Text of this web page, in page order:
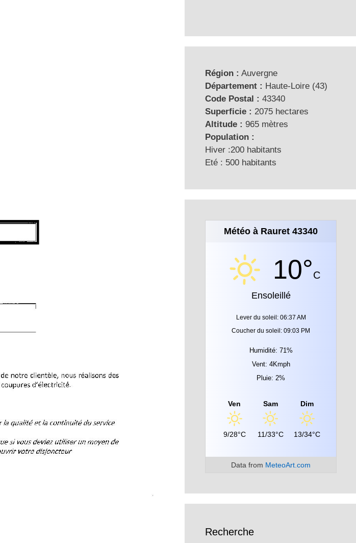
Région : Auvergne
Département : Haute-Loire (43)
Code Postal : 43340
Superficie : 2075 hectares
Altitude : 965 mètres
Population :
Hiver :200 habitants
Eté : 500 habitants
Météo à Rauret 43340
10°C
Ensoleillé
Lever du soleil: 06:37 AM
Coucher du soleil: 09:03 PM
Humidité: 71%
Vent: 4Kmph
Pluie: 2%
Ven
9/28°C
Sam
11/33°C
Dim
13/34°C
Data from MeteoArt.com
Recherche